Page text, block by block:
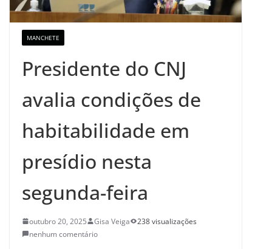
MANCHETE
Presidente do CNJ
avalia condições de
habitabilidade em
presídio nesta
segunda-feira
outubro 20, 2025 Gisa Veiga
238 visualizações
nenhum comentário